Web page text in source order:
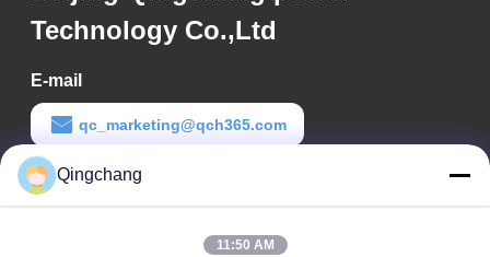
Technology Co.,Ltd
E-mail
qc_marketing@qch365.com
Het werktijd
00:00-23:59
Qingchang
11:50 AM